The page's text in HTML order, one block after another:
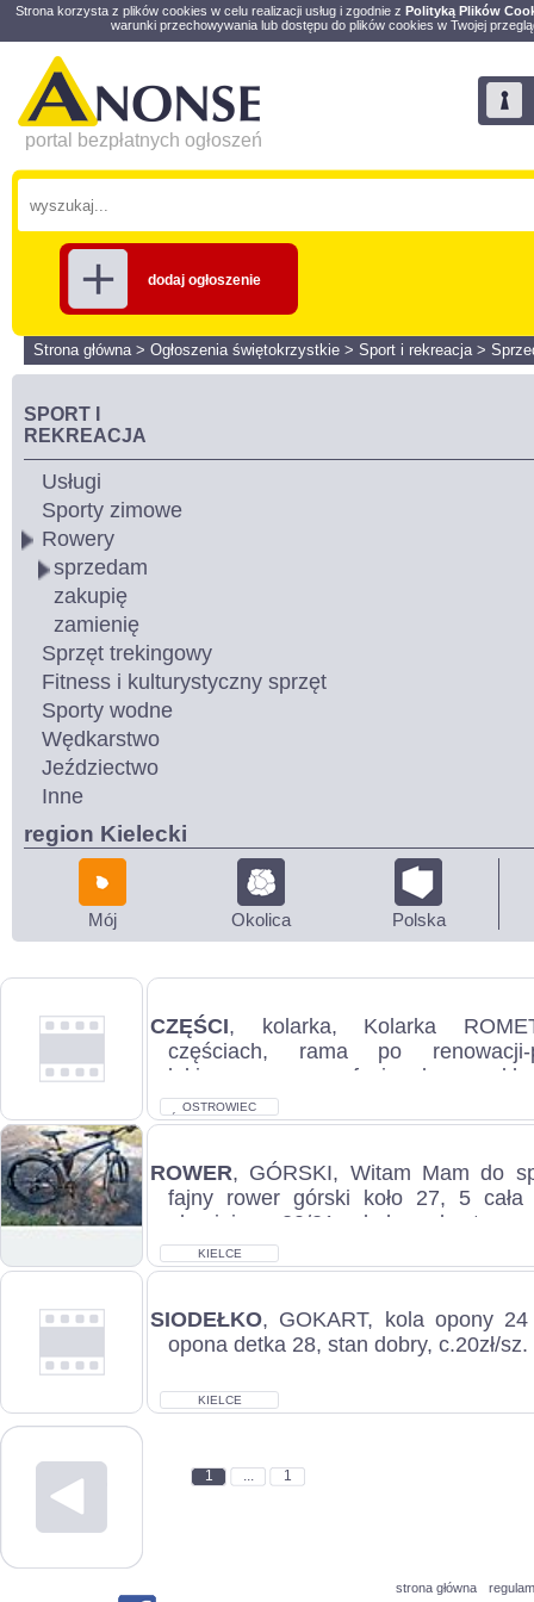
Strona korzysta z plików cookies w celu realizacji usług i zgodnie z Polityką Plików
warunki przechowywania lub dostępu do plików cookies w Twojej
portal bezpłatnych ogłoszeń
dodaj ogłoszenie
Strona główna> Ogłoszenia świętokrzystkie > Sport i rekreacja>
SPORT I
REKREACJA
Usługi
Sporty zimowe
Rowery
sprzedam
zakupię
zamienię
Sprzęt trekingowy
Fitness i kulturystyczny sprzęt
Sporty wodne
Wędkarstwo
Jeździectwo
Inne
region Kielecki
Mój Okolica Polska
CZĘŚCI, kolarka, Kolarka
częściach, rama po renowacji-
lakierowana w profesjonalnym
części no...
OSTROWIEC
ŚWIĘTOKRZYSKI
ROWER, GÓRSKI, Witam Mam do
fajny rower górski koło 27, 5 cała
aluminiowa 20/21 całą hamulce
KIELCE
SIODEŁKO, GOKART, kola opony
opona detka 28, stan dobry, c.20zł/
KIELCE
1 ... 1
strona główna